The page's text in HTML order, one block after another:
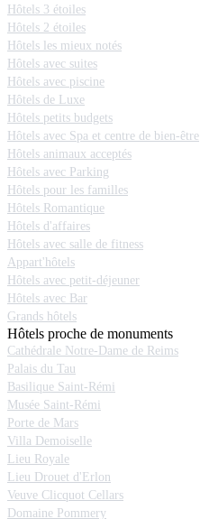
Hôtels 3 étoiles
Hôtels 2 étoiles
Hôtels les mieux notés
Hôtels avec suites
Hôtels avec piscine
Hôtels de Luxe
Hôtels petits budgets
Hôtels avec Spa et centre de bien-être
Hôtels animaux acceptés
Hôtels avec Parking
Hôtels pour les familles
Hôtels Romantique
Hôtels d'affaires
Hôtels avec salle de fitness
Appart'hôtels
Hôtels avec petit-déjeuner
Hôtels avec Bar
Grands hôtels
Hôtels proche de monuments
Cathédrale Notre-Dame de Reims
Palais du Tau
Basilique Saint-Rémi
Musée Saint-Rémi
Porte de Mars
Villa Demoiselle
Lieu Royale
Lieu Drouet d'Erlon
Veuve Clicquot Cellars
Domaine Pommery